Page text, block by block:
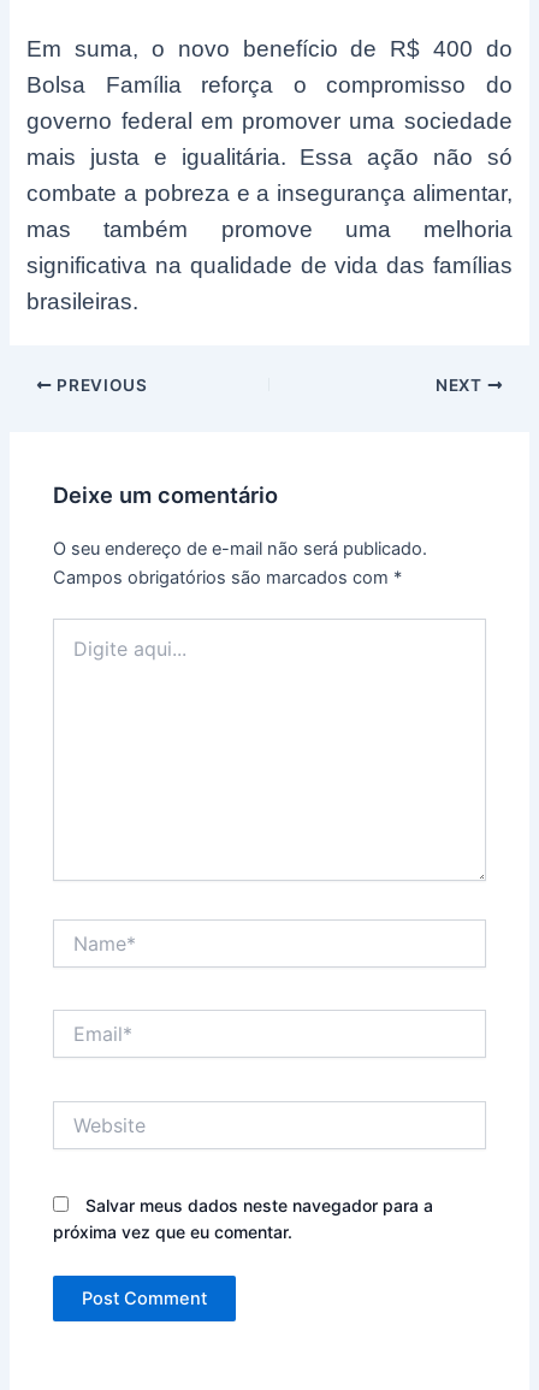
Em suma, o novo benefício de R$ 400 do
Bolsa Família reforça o compromisso do
governo federal em promover uma sociedade
mais justa e igualitária. Essa ação não só
combate a pobreza e a insegurança alimentar,
mas também promove uma melhoria
significativa na qualidade de vida das famílias
brasileiras.
Post
PREVIOUS NEXT
Deixe um comentário
O seu endereço de e-mail não será publicado.
Campos obrigatórios são marcados com *
aqui...
Salvar meus dados neste navegador para a
próxima vez que eu comentar.